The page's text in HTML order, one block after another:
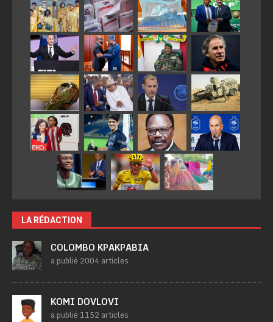
LA RÉDACTION
COLOMBO KPAKPABIA
a publié 2004 articles
KOMI DOVLOVI
a publié 1152 articles